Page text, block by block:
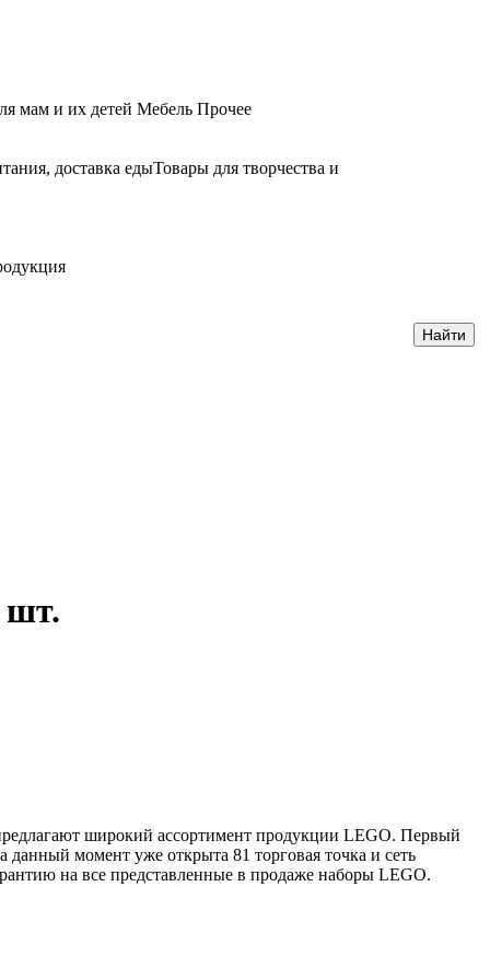
мам и их детей Мебель Прочее
доставка едыТовары для творчества и
шт.
широкий ассортимент продукции LEGO. Первый
момент уже открыта 81 торговая точка и сеть
на все представленные в продаже наборы LEGO.